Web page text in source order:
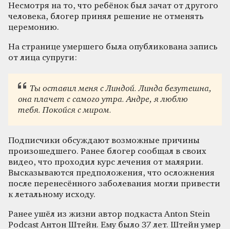
Несмотря на то, что ребёнок был зачат от другого
человека, блогер принял решение не отменять
церемонию.
На странице умершего была опубликована запись
от лица супруги:
Ты оставил меня с Линдой. Линда безутешна,
она плачет с самого утра. Андре, я люблю
тебя. Покойся с миром.
Подписчики обсуждают возможные причины
произошедшего. Ранее блогер сообщал в своих
видео, что проходил курс лечения от малярии.
Высказываются предположения, что осложнения
после перенесённого заболевания могли привести
к летальному исходу.
Ранее ушёл из жизни автор подкаста Anton Stein
Podcast Антон Штейн. Ему было 37 лет. Штейн умер